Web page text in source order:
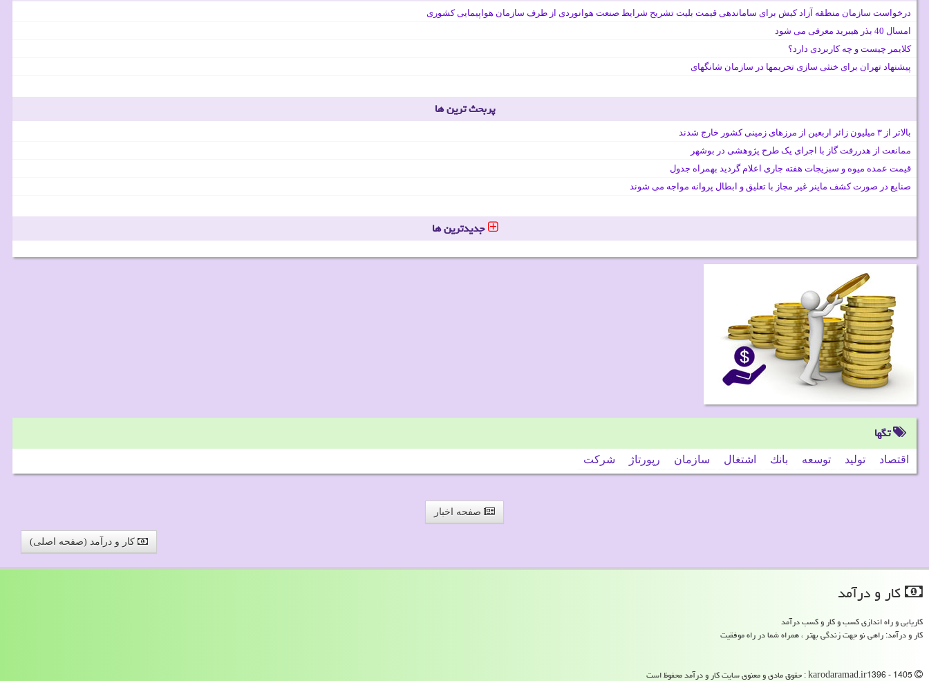
درخواست سازمان منطقه آزاد کیش برای ساماندهی قیمت بلیت تشریح شرایط صنعت هوانوردی از طرف سازمان هواپیمایی کشوری
امسال 40 بذر هیبرید معرفی می شود
کلایمر چیست و چه کاربردی دارد؟
پیشنهاد تهران برای خنثی سازی تحریمها در سازمان شانگهای
پربحث ترین ها
بالاتر از ۳ میلیون زائر اربعین از مرزهای زمینی کشور خارج شدند
ممانعت از هدررفت گاز با اجرای یک طرح پژوهشی در بوشهر
قیمت عمده میوه و سبزیجات هفته جاری اعلام گردید بهمراه جدول
صنایع در صورت کشف ماینر غیر مجاز با تعلیق و ابطال پروانه مواجه می شوند
جدیدترین ها
تگها
اقتصاد تولید توسعه بانك اشتغال سازمان رپورتاژ شركت
صفحه اخبار
کار و درآمد (صفحه اصلی)
كار و درآمد
کاریابی و راه اندازی کسب و کار و کسب درآمد
کار و درآمد: راهی نو جهت زندگی بهتر ، همراه شما در راه موفقیت